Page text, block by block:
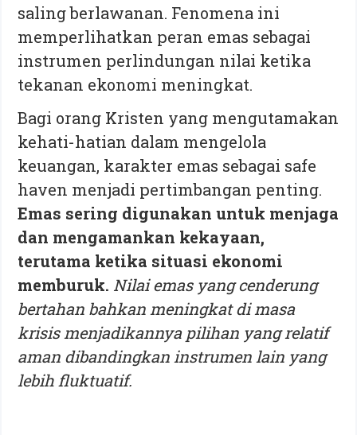
saling berlawanan. Fenomena ini
memperlihatkan peran emas sebagai
instrumen perlindungan nilai ketika
tekanan ekonomi meningkat.
Bagi orang Kristen yang mengutamakan
kehati-hatian dalam mengelola
keuangan, karakter emas sebagai safe
haven menjadi pertimbangan penting.
Emas sering digunakan untuk menjaga
dan mengamankan kekayaan,
terutama ketika situasi ekonomi
memburuk. Nilai emas yang cenderung
bertahan bahkan meningkat di masa
krisis menjadikannya pilihan yang relatif
aman dibandingkan instrumen lain yang
lebih fluktuatif.